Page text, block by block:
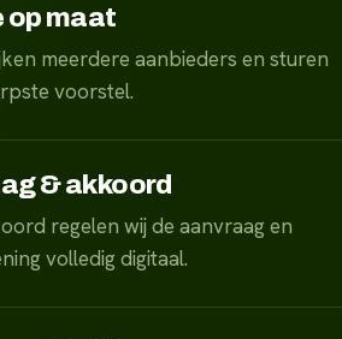
maat
meerdere aanbieders en sturen
voorstel.
& akkoord
regelen wij de aanvraag en
volledig digitaal.